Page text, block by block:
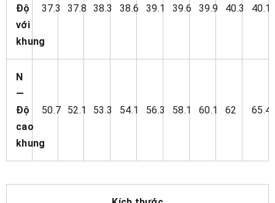
Độ
với
khung
37.3 37.8 38.3 38.6 39.1 39.6 39.9 40.3 40.1
N
—
Độ
cao
khung
50.7 52.1 53.3 54.1 56.3 58.1 60.1 62 65.4